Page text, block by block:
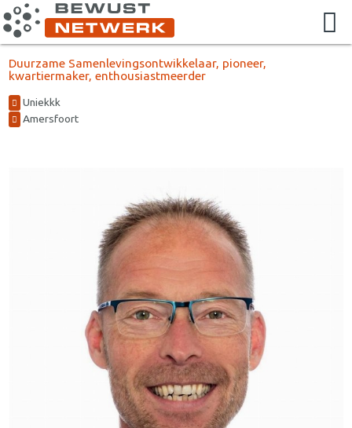
Duurzame Samenlevingsontwikkelaar, pioneer,
kwartiermaker, enthousiastmeerder
Uniekkk
Amersfoort